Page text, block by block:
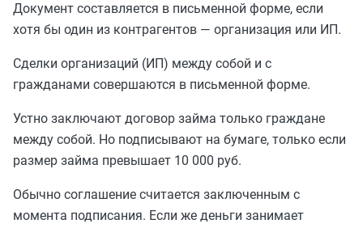
Документ составляется в письменной форме, если
хотя бы один из контрагентов — организация или ИП.
Сделки организаций (ИП) между собой и с
гражданами совершаются в письменной форме.
Устно заключают договор займа только граждане
между собой. Но подписывают на бумаге, только если
размер займа превышает 10 000 руб.
Обычно соглашение считается заключенным с
момента подписания. Если же деньги занимает